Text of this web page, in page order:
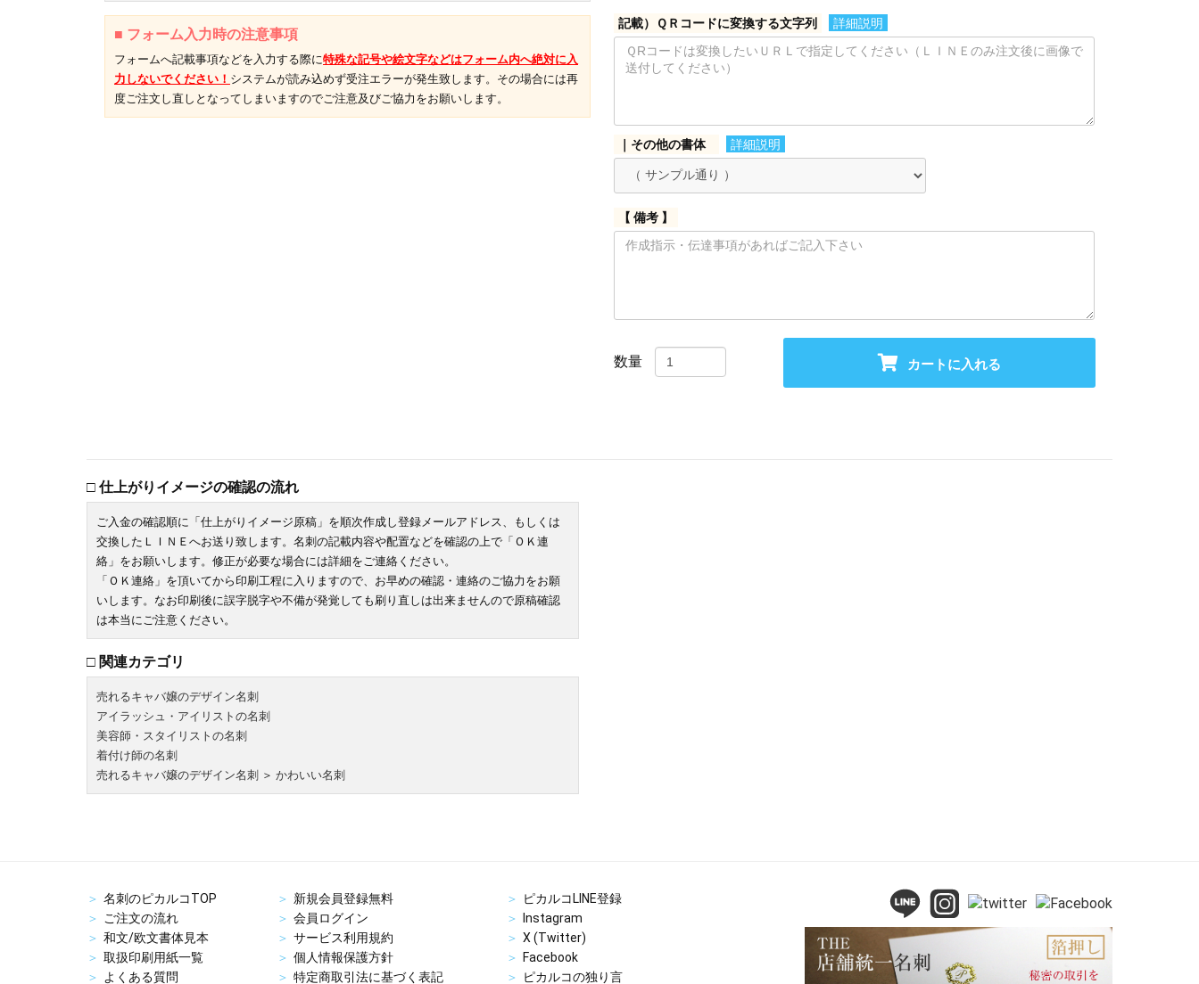
■ フォーム入力時の注意事項
フォームへ記載事項などを入力する際に特殊な記号や絵文字などはフォーム内へ絶対に入
力しないでください！ システムが読み込めず受注エラーが発生致します。その場合には再
度ご注文し直しとなってしまいますのでご注意及びご協力をお願いします。
記載）ＱＲコードに変換する文字列 詳細説明
｜その他の書体 詳細説明
【 備考 】
数量 カートに入れる
□ 仕上がりイメージの確認の流れ
ご入金の確認順に「仕上がりイメージ原稿」を順次作成し登録メールアドレス、もしくは
交換したＬＩＮＥへお送り致します。名刺の記載内容や配置などを確認の上で「ＯＫ連
絡」をお願いします。修正が必要な場合には詳細をご連絡ください。
「ＯＫ連絡」を頂いてから印刷工程に入りますので、お早めの確認・連絡のご協力をお願
いします。なお印刷後に誤字脱字や不備が発覚しても刷り直しは出来ませんので原稿確認
は本当にご注意ください。
□ 関連カテゴリ
売れるキャバ嬢のデザイン名刺
アイラッシュ・アイリストの名刺
美容師・スタイリストの名刺
着付け師の名刺
売れるキャバ嬢のデザイン名刺 ＞ かわいい名刺
名刺のピカルコTOP
ご注文の流れ
和文/欧文書体見本
取扱印刷用紙一覧
よくある質問
新規会員登録無料
会員ログイン
サービス利用規約
個人情報保護方針
特定商取引法に基づく表記
ピカルコLINE登録
Instagram
X (Twitter)
Facebook
ピカルコの独り言